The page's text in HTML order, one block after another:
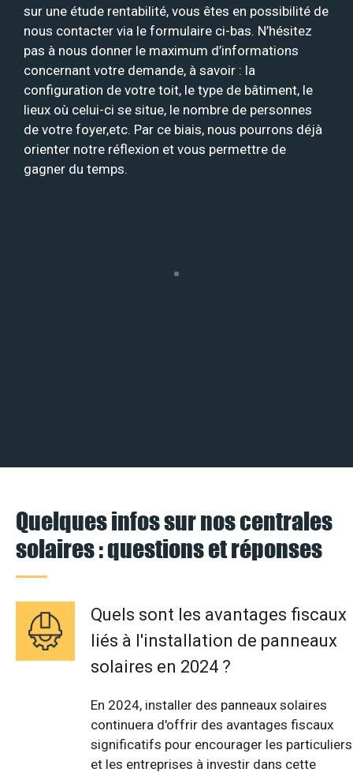
sur une étude rentabilité, vous êtes en possibilité de
nous contacter via le formulaire ci-bas. N’hésitez
pas à nous donner le maximum d’informations
concernant votre demande, à savoir : la
configuration de votre toit, le type de bâtiment, le
lieux où celui-ci se situe, le nombre de personnes
de votre foyer,etc. Par ce biais, nous pourrons déjà
orienter notre réflexion et vous permettre de
gagner du temps.
Quelques infos sur nos centrales
solaires : questions et réponses
Quels sont les avantages fiscaux
liés à l'installation de panneaux
solaires en 2024 ?
En 2024, installer des panneaux solaires
continuera d'offrir des avantages fiscaux
significatifs pour encourager les particuliers
et les entreprises à investir dans cette